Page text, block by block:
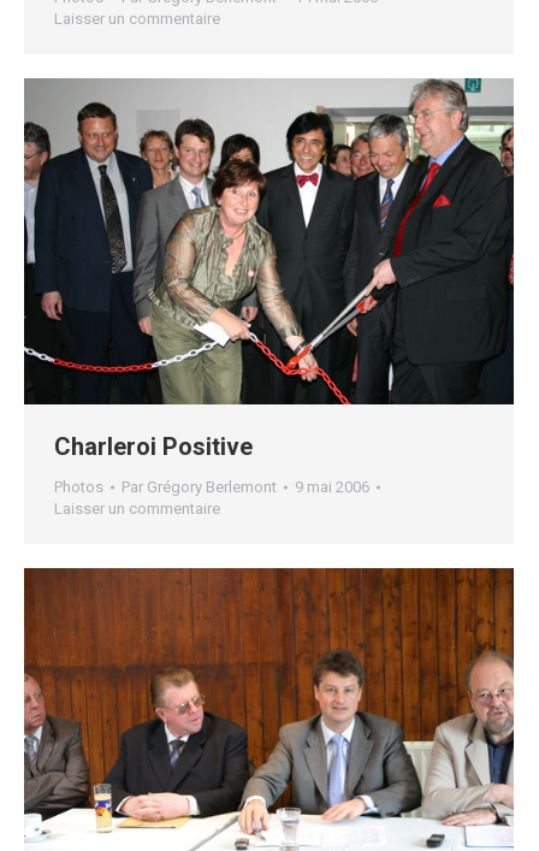
Laisser un commentaire
Charleroi Positive
Photos Par Grégory Berlemont
9 mai 2006
Laisser un commentaire